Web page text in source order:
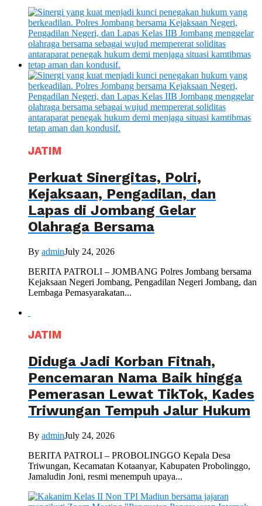
JATIM
Perkuat Sinergitas, Polri,
Kejaksaan, Pengadilan, dan
Lapas di Jombang Gelar
Olahraga Bersama
By adminJuly 24, 2026
BERITA PATROLI – JOMBANG Polres Jombang bersama
Kejaksaan Negeri Jombang, Pengadilan Negeri Jombang, dan
Lembaga Pemasyarakatan...
JATIM
Diduga Jadi Korban Fitnah,
Pencemaran Nama Baik hingga
Pemerasan Lewat TikTok, Kades
Triwungan Tempuh Jalur Hukum
By adminJuly 24, 2026
BERITA PATROLI – PROBOLINGGO Kepala Desa
Triwungan, Kecamatan Kotaanyar, Kabupaten Probolinggo,
Jamaludin Joni, resmi menempuh upaya...